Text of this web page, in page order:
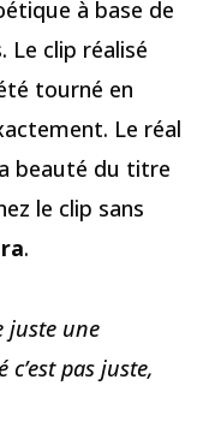
à base de
Le clip réalisé
tourné en
Le réal
beauté du titre
le clip sans
.
juste une
pas juste,